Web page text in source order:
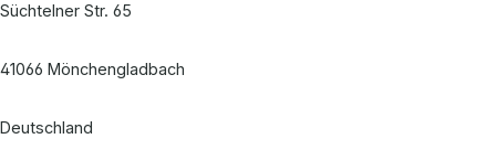
Süchtelner Str. 65
41066 Mönchengladbach
Deutschland